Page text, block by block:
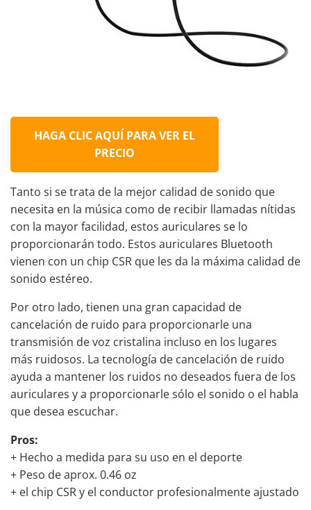
HAGA CLIC AQUÍ PARA VER EL
PRECIO
Tanto si se trata de la mejor calidad de sonido que
necesita en la música como de recibir llamadas nítidas
con la mayor facilidad, estos auriculares se lo
proporcionarán todo. Estos auriculares Bluetooth
vienen con un chip CSR que les da la máxima calidad de
sonido estéreo.
Por otro lado, tienen una gran capacidad de
cancelación de ruido para proporcionarle una
transmisión de voz cristalina incluso en los lugares
más ruidosos. La tecnología de cancelación de ruido
ayuda a mantener los ruidos no deseados fuera de los
auriculares y a proporcionarle sólo el sonido o el habla
que desea escuchar.
Pros:
+ Hecho a medida para su uso en el deporte
+ Peso de aprox. 0.46 oz
+ el chip CSR y el conductor profesionalmente ajustado